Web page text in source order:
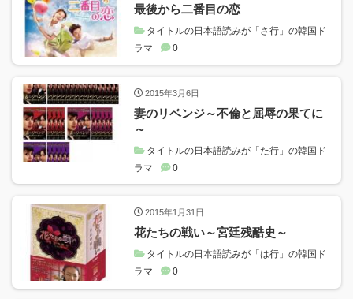
最後から二番目の恋
タイトルの日本語読みが「さ行」の韓国ド
ラマ
0
2015年3月6日
妻のリベンジ～不倫と屈辱の果てに
～
タイトルの日本語読みが「た行」の韓国ド
ラマ
0
2015年1月31日
花たちの戦い～宮廷残酷史～
タイトルの日本語読みが「は行」の韓国ド
ラマ
0